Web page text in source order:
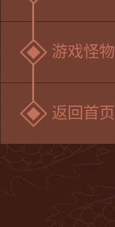
游戏怪物
返回首页